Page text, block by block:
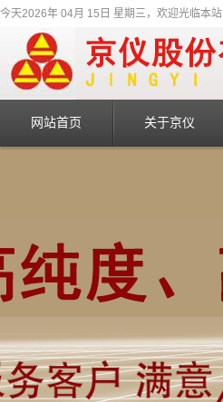
今天2026年 04月 15日 星期三，欢迎光临本站
网站首页 关于京仪